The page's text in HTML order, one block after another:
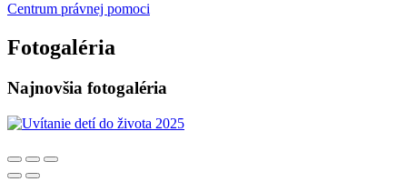
Centrum právnej pomoci
Fotogaléria
Najnovšia fotogaléria